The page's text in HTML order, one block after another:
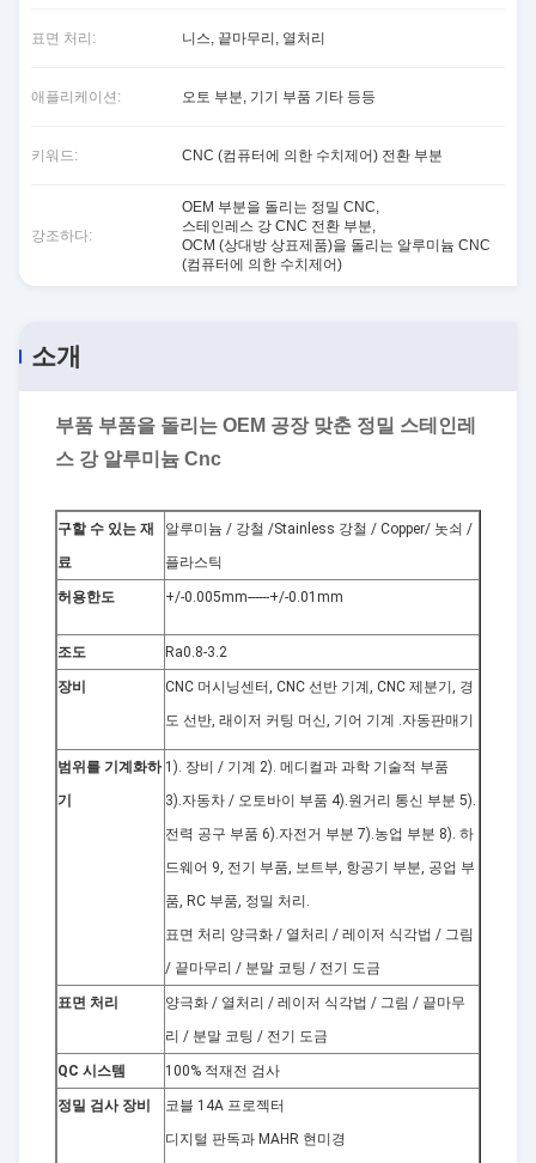
표면 처리: 니스, 끝마무리, 열처리
애플리케이션: 오토 부분, 기기 부품 기타 등등
키워드: CNC (컴퓨터에 의한 수치제어) 전환 부분
강조하다:
OEM 부분을 돌리는 정밀 CNC,
스테인레스 강 CNC 전환 부분,
OCM (상대방 상표제품)을 돌리는 알루미늄 CNC
(컴퓨터에 의한 수치제어)
소개
부품 부품을 돌리는 OEM 공장 맞춘 정밀 스테인레
스 강 알루미늄 Cnc
구할 수 있는 재
료
알루미늄 / 강철 /Stainless 강철 / Copper/ 놋쇠 /
플라스틱
허용한도 +/-0.005mm------+/-0.01mm
조도 Ra0.8-3.2
장비
CNC 머시닝센터, CNC 선반 기계, CNC 제분기, 경
도 선반, 래이저 커팅 머신, 기어 기계 .자동판매기
범위를 기계화하
기
1). 장비 / 기계 2). 메디컬과 과학 기술적 부품
3).자동차 / 오토바이 부품 4).원거리 통신 부분 5).
전력 공구 부품 6).자전거 부분 7).농업 부분 8). 하
드웨어 9, 전기 부품, 보트부, 항공기 부분, 공업 부
품, RC 부품, 정밀 처리.
표면 처리 양극화 / 열처리 / 레이저 식각법 / 그림
/ 끝마무리 / 분말 코팅 / 전기 도금
표면 처리
양극화 / 열처리 / 레이저 식각법 / 그림 / 끝마무
리 / 분말 코팅 / 전기 도금
QC 시스템 100% 적재전 검사
정밀 검사 장비
코블 14A 프로젝터
디지털 판독과 MAHR 현미경